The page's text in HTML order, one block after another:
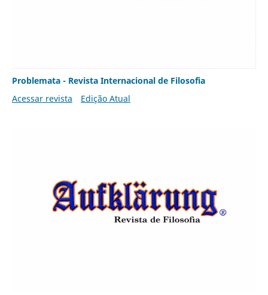
Problemata - Revista Internacional de Filosofia
Acessar revista
Edição Atual